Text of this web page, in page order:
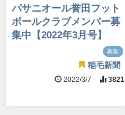
パサニオール誉田フット
ボールクラブメンバー募
集中【2022年3月号】
募集
稲毛新聞
2022/3/7 3821